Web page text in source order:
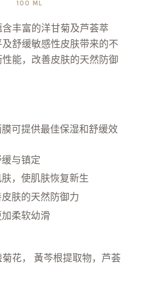
100 ML
丰富的洋甘菊及芦荟萃
舒缓敏感性皮肤带来的不
能，改善皮肤的天然防御
可提供最佳保湿和舒缓效
与镇定
，使肌肤恢复新生
肤的天然防御力
柔软幼滑
花， 黃芩根提取物，芦荟